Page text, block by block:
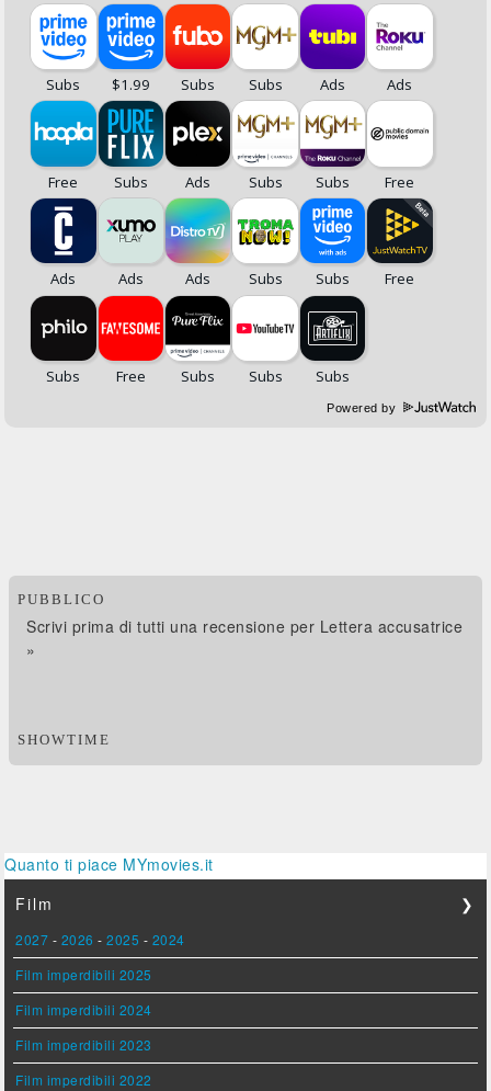
Powered by
PUBBLICO
Scrivi prima di tutti una recensione per Lettera accusatrice
»
SHOWTIME
Quanto ti piace MYmovies.it
Film
❯
2027 - 2026 -2025 - 2024
Film imperdibili 2025
Film imperdibili 2024
Film imperdibili 2023
Film imperdibili 2022